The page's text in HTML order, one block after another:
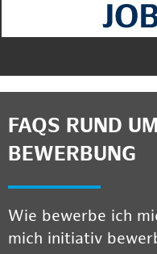
FAQS RUND
BEWERBUNG
Wie bewerbe ich
mich initiativ